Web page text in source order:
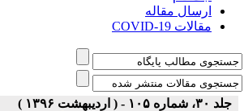
ارسال مقاله
مقالات COVID-19
جلد ۳۰، شماره ۱۰۵ - ( اردیبهشت ۱۳۹۶ )